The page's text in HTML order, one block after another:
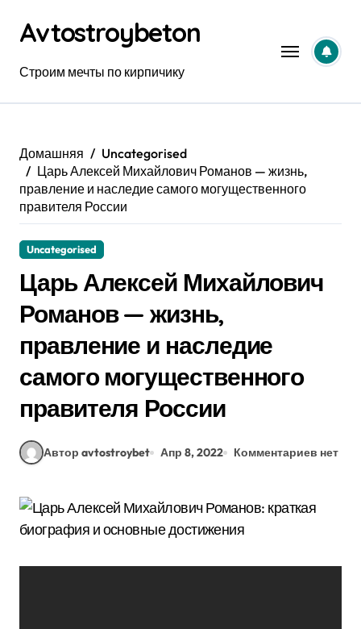
содержанию
Avtostroybeton
Строим мечты по кирпичику
Домашняя
Uncategorised
Царь Алексей Михайлович Романов — жизнь,
правление и наследие самого могущественного
правителя России
Uncategorised
Царь Алексей Михайлович
Романов — жизнь,
правление и наследие
самого могущественного
правителя России
Автор avtostroybet Апр 8, 2022 Комментариев нет